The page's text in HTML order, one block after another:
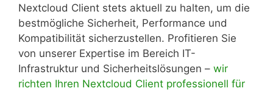
Nextcloud Client stets aktuell zu halten, um die
bestmögliche Sicherheit, Performance und
Kompatibilität sicherzustellen. Profitieren Sie
von unserer Expertise im Bereich IT-
Infrastruktur und Sicherheitslösungen – wir
richten Ihren Nextcloud Client professionell für